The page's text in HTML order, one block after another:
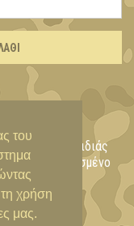
του
χρήση
μας.
λαβή βελανιδιάς
κατασκευασμένο